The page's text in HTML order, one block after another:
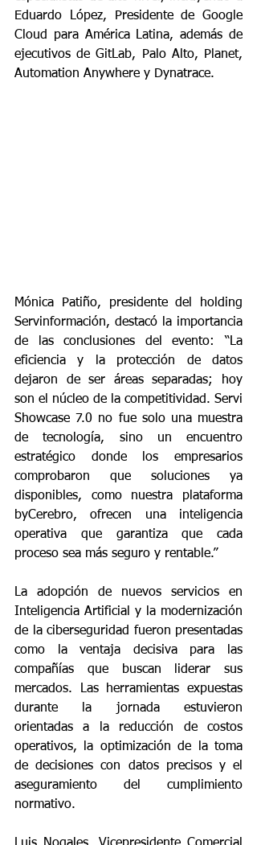
Eduardo López, Presidente de Google
Cloud para América Latina, además de
ejecutivos de GitLab, Palo Alto, Planet,
Automation Anywhere y Dynatrace.
Mónica Patiño, presidente del holding
Servinformación, destacó la importancia
de las conclusiones del evento: “La
eficiencia y la protección de datos
dejaron de ser áreas separadas; hoy
son el núcleo de la competitividad. Servi
Showcase 7.0 no fue solo una muestra
de tecnología, sino un encuentro
estratégico donde los empresarios
comprobaron que soluciones ya
disponibles, como nuestra plataforma
byCerebro, ofrecen una inteligencia
operativa que garantiza que cada
proceso sea más seguro y rentable.”
La adopción de nuevos servicios en
Inteligencia Artificial y la modernización
de la ciberseguridad fueron presentadas
como la ventaja decisiva para las
compañías que buscan liderar sus
mercados. Las herramientas expuestas
durante la jornada estuvieron
orientadas a la reducción de costos
operativos, la optimización de la toma
de decisiones con datos precisos y el
aseguramiento del cumplimiento
normativo.